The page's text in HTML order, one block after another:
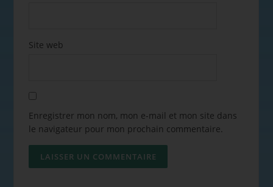
Site web
Enregistrer mon nom, mon e-mail et mon site dans
le navigateur pour mon prochain commentaire.